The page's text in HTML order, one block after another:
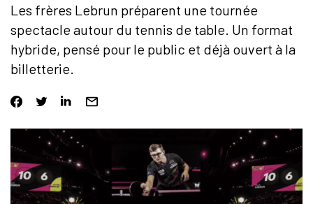
Les frères Lebrun préparent une tournée
spectacle autour du tennis de table. Un format
hybride, pensé pour le public et déjà ouvert à la
billetterie.